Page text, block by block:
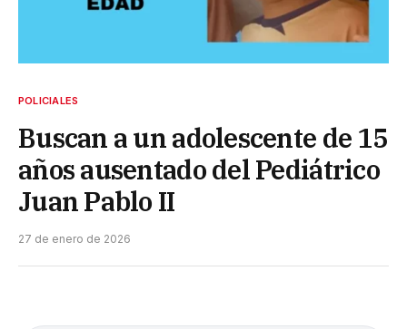
POLICIALES
Buscan a un adolescente de 15
años ausentado del Pediátrico
Juan Pablo II
27 de enero de 2026